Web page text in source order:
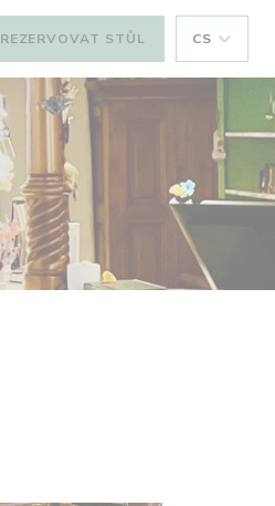
REZERVOVAT STŮL CS